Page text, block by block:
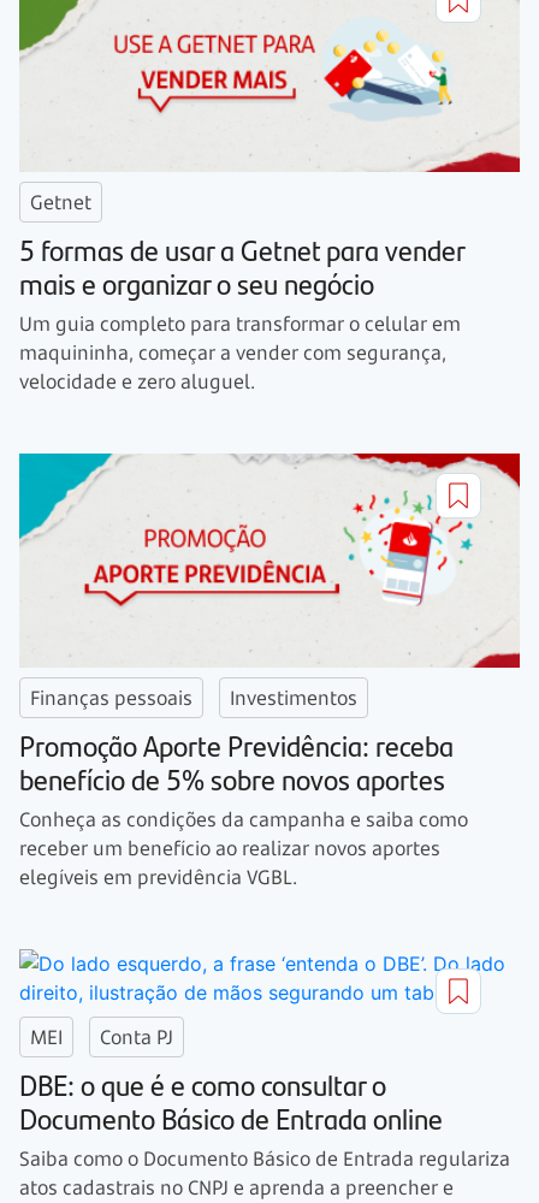
Getnet
5 formas de usar a Getnet para vender
mais e organizar o seu negócio
Um guia completo para transformar o celular em
maquininha, começar a vender com segurança,
velocidade e zero aluguel.
Finanças pessoais Investimentos
Promoção Aporte Previdência: receba
benefício de 5% sobre novos aportes
Conheça as condições da campanha e saiba como
receber um benefício ao realizar novos aportes
elegíveis em previdência VGBL.
MEI Conta PJ
DBE: o que é e como consultar o
Documento Básico de Entrada online
Saiba como o Documento Básico de Entrada regulariza
atos cadastrais no CNPJ e aprenda a preencher e